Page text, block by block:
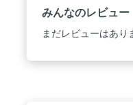
ブルカセットコン
ーベキューコンロと
は別売です。
みんなのレビュー
まだレビューはあり